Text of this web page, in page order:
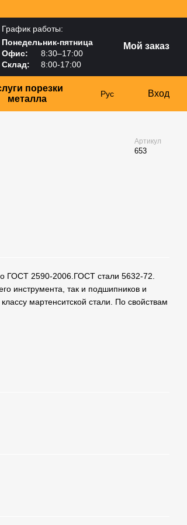
График работы:
Понедельник-пятница
Офис:
8:30–17:00
Склад:
8:00-17:00
Мой заказ
порезки
металла
Рус Вход
Артикул
653
ГОСТ 2590-2006.ГОСТ стали 5632-72.
инструмента, так и подшипников и
мартенситской стали. По свойствам